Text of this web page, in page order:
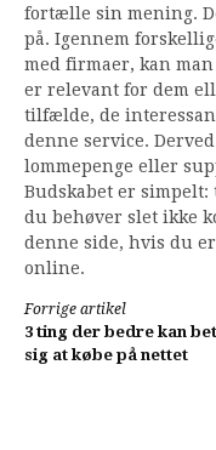
fortælle sin mening.
på. Igennem
med firmaer, kan
er relevant for dem
tilfælde, de
denne service.
lommepenge eller
Budskabet er simpelt:
du behøver slet ikke
denne side, hvis du
online.
Læs
videre
Forrige artikel
3 ting der bedre kan
sig at købe på nettet